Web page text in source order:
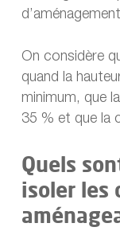
On considère
quand la
minimum, que
35 % et que la
Quels
isoler les